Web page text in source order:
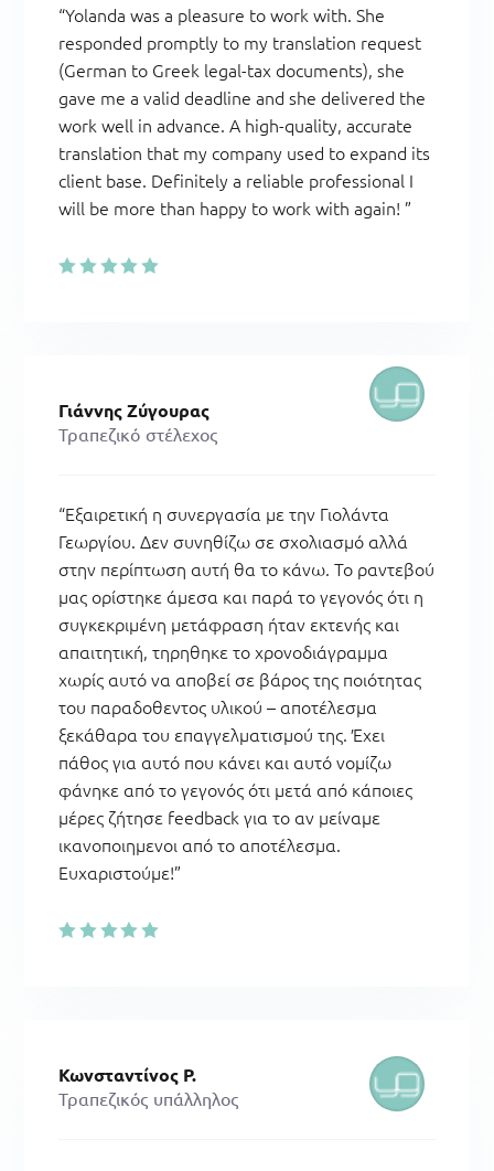
“Yolanda was a pleasure to work with. She
responded promptly to my translation request
(German to Greek legal-tax documents), she
gave me a valid deadline and she delivered the
work well in advance. A high-quality, accurate
translation that my company used to expand its
client base. Definitely a reliable professional I
will be more than happy to work with again!”
Γιάννης Ζύγουρας
Τραπεζικό στέλεχος
“Εξαιρετική η συνεργασία με την Γιολάντα
Γεωργίου. Δεν συνηθίζω σε σχολιασμό αλλά
στην περίπτωση αυτή θα το κάνω. Το ραντεβού
μας ορίστηκε άμεσα και παρά το γεγονός ότι η
συγκεκριμένη μετάφραση ήταν εκτενής και
απαιτητική, τηρηθηκε το χρονοδιάγραμμα
χωρίς αυτό να αποβεί σε βάρος της ποιότητας
του παραδοθεντος υλικού – αποτέλεσμα
ξεκάθαρα του επαγγελματισμού της. Έχει
πάθος για αυτό που κάνει και αυτό νομίζω
φάνηκε από το γεγονός ότι μετά από κάποιες
μέρες ζήτησε feedback για το αν μείναμε
ικανοποιημενοι από το αποτέλεσμα.
Ευχαριστούμε!”
Κωνσταντίνος Ρ.
Τραπεζικός υπάλληλος